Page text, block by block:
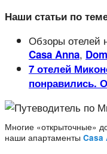
Наши статьи по
Обзоры отелей
Casa Anna,
7 отелей
понравились.
Многие «открыточные»
наши апартаменты Casa